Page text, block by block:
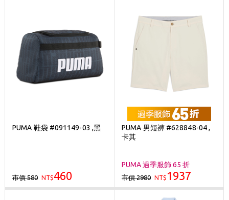
PUMA 鞋袋 #091149-03 ,黑
市價 580 NT$460
PUMA 男短褲 #628848-04 ,
卡其
PUMA 過季服飾 65 折
市價 2980 NT$ 1937